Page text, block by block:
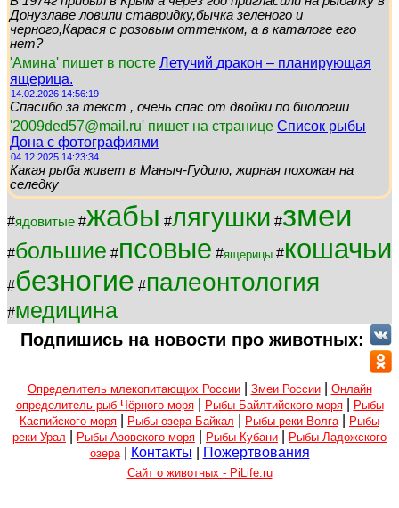
Донузлаве ловили ставридку,бычка зеленого и
черного,Карася с розовым оттенком, а в каталоге его
нет?
'Амина' пишет в посте Летучий дракон – планирующая
ящерица.
14.02.2026 14:56:19
Спасибо за текст , очень спас от двойки по биологии
'2009ded57@mail.ru' пишет на странице Список рыбы
Дона с фотографиями
04.12.2025 14:23:34
Какая рыба живет в Маныч-Гудило, жирная похожая на
селедку
#ядовитые #жабы #лягушки #змеи
#большие #псовые #ящерицы #кошачьи
#безногие #палеонтология
#медицина
Подпишись на новости про животных:
Определитель млекопитающих России| Змеи России| Онлайн
определитель рыб Чёрного моря| Рыбы Байлтийского моря|
Рыбы
Каспийского моря
Рыбы озера Байкал Рыбы реки Волга
Рыбы
реки Урал
Рыбы Азовского моря Рыбы Кубани
Рыбы Ладожского
озера| Контакты Пожертвования
Сайт о животных - PiLife.ru